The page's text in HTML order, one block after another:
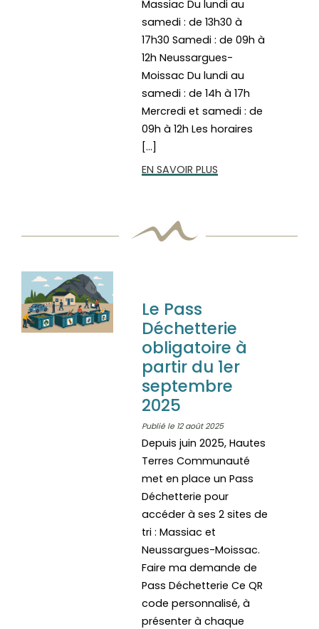
Massiac Du lundi au
samedi : de 13h30 à
17h30 Samedi : de 09h à
12h Neussargues-
Moissac Du lundi au
samedi : de 14h à 17h
Mercredi et samedi : de
09h à 12h Les horaires
[…]
EN SAVOIR PLUS
Le Pass
Déchetterie
obligatoire à
partir du 1er
septembre
2025
Publié le 12 août 2025
Depuis juin 2025, Hautes
Terres Communauté
met en place un Pass
Déchetterie pour
accéder à ses 2 sites de
tri : Massiac et
Neussargues-Moissac.
Faire ma demande de
Pass Déchetterie Ce QR
code personnalisé, à
présenter à chaque